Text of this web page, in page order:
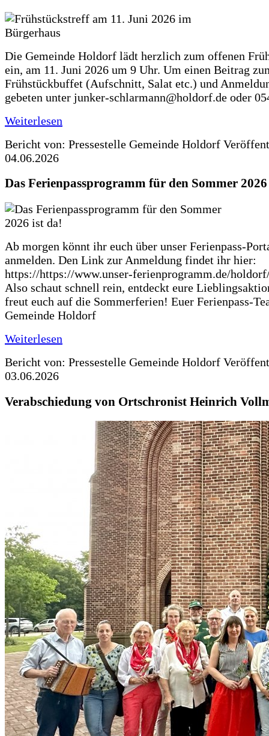
Die Gemeinde Holdorf lädt herzlich zum offenen
ein, am 11. Juni 2026 um 9 Uhr. Um einen Beitrag
Frühstückbuffet (Aufschnitt, Salat etc.) und
gebeten unter junker-schlarmann@holdorf.de oder
Weiterlesen
Bericht von: Pressestelle Gemeinde Holdorf
04.06.2026
Das Ferienpassprogramm für den Sommer
Ab morgen könnt ihr euch über unser Ferienpass-
anmelden. Den Link zur Anmeldung findet ihr hier:
https://https://www.unser-ferienprogramm.de/
Also schaut schnell rein, entdeckt eure
freut euch auf die Sommerferien! Euer Ferienpass-
Gemeinde Holdorf
Weiterlesen
Bericht von: Pressestelle Gemeinde Holdorf
03.06.2026
Verabschiedung von Ortschronist Heinrich